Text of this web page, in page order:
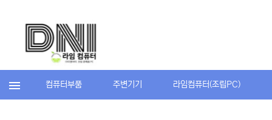
컴퓨터부품 주변기기 라임컴퓨터(조립PC)